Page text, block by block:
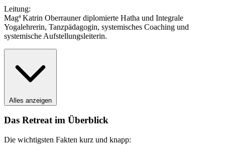
Leitung:
Magª Katrin Oberrauner diplomierte Hatha und Integrale
Yogalehrerin, Tanzpädagogin, systemisches Coaching und
systemische Aufstellungsleiterin.
Alles anzeigen
Das Retreat im Überblick
Die wichtigsten Fakten kurz und knapp: